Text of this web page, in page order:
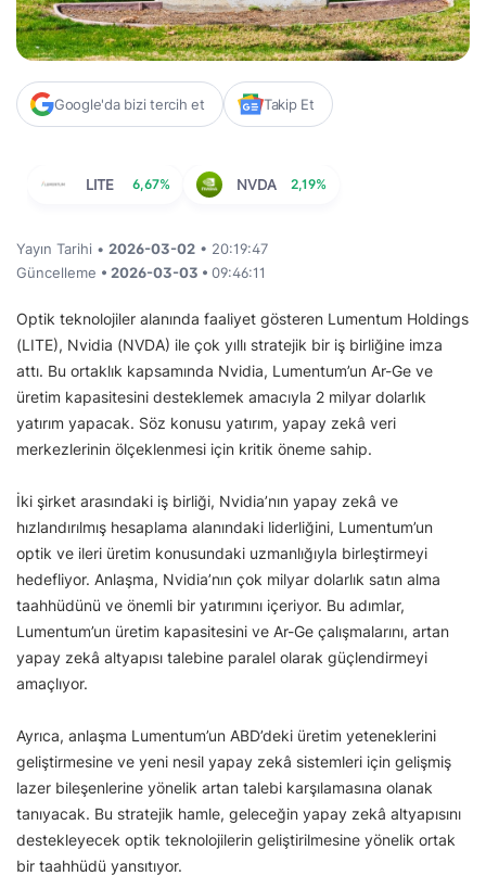
Google'da bizi tercih et Takip Et
LITE 6,67% NVDA 2,19%
Yayın Tarihi • 2026-03-02 • 20:19:47
Güncelleme • 2026-03-03 • 09:46:11
Optik teknolojiler alanında faaliyet gösteren Lumentum Holdings
(LITE), Nvidia (NVDA) ile çok yıllı stratejik bir iş birliğine imza
attı. Bu ortaklık kapsamında Nvidia, Lumentum’un Ar-Ge ve
üretim kapasitesini desteklemek amacıyla 2 milyar dolarlık
yatırım yapacak. Söz konusu yatırım, yapay zekâ veri
merkezlerinin ölçeklenmesi için kritik öneme sahip.
İki şirket arasındaki iş birliği, Nvidia’nın yapay zekâ ve
hızlandırılmış hesaplama alanındaki liderliğini, Lumentum’un
optik ve ileri üretim konusundaki uzmanlığıyla birleştirmeyi
hedefliyor. Anlaşma, Nvidia’nın çok milyar dolarlık satın alma
taahhüdünü ve önemli bir yatırımını içeriyor. Bu adımlar,
Lumentum’un üretim kapasitesini ve Ar-Ge çalışmalarını, artan
yapay zekâ altyapısı talebine paralel olarak güçlendirmeyi
amaçlıyor.
Ayrıca, anlaşma Lumentum’un ABD’deki üretim yeteneklerini
geliştirmesine ve yeni nesil yapay zekâ sistemleri için gelişmiş
lazer bileşenlerine yönelik artan talebi karşılamasına olanak
tanıyacak. Bu stratejik hamle, geleceğin yapay zekâ altyapısını
destekleyecek optik teknolojilerin geliştirilmesine yönelik ortak
bir taahhüdü yansıtıyor.